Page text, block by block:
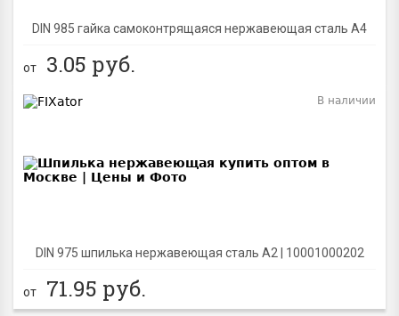
DIN 985 гайка самоконтрящаяся нержавеющая сталь A4
от 3.05 руб.
DIN 975 шпилька нержавеющая сталь A2 | 10001000202
В наличии
от 71.95 руб.